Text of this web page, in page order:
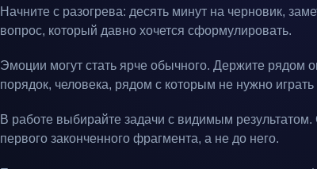
Начните с разогрева: десять минут на черновик,
вопрос, который давно хочется сформулировать.
Эмоции могут стать ярче обычного. Держите рядом
порядок, человека, рядом с которым не нужно играть
В работе выбирайте задачи с видимым
первого законченного фрагмента, а не до него.